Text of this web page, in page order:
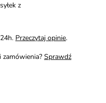
z
Przeczytaj opinie.
zamówienia? Sprawdź